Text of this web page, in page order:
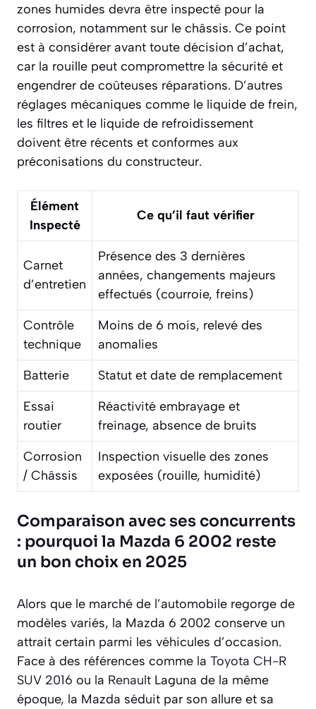
zones humides devra être inspecté pour la
corrosion, notamment sur le châssis. Ce point
est à considérer avant toute décision d’achat,
car la rouille peut compromettre la sécurité et
engendrer de coûteuses réparations. D’autres
réglages mécaniques comme le liquide de frein,
les filtres et le liquide de refroidissement
doivent être récents et conformes aux
préconisations du constructeur.
Élément
Inspecté
Ce qu’il faut vérifier
Carnet
d’entretien
Présence des 3 dernières
années, changements majeurs
effectués (courroie, freins)
Contrôle
technique
Moins de 6 mois, relevé des
anomalies
Batterie
Statut et date de remplacement
Essai
routier
Réactivité embrayage et
freinage, absence de bruits
Corrosion
/ Châssis
Inspection visuelle des zones
exposées (rouille, humidité)
Comparaison avec ses concurrents
: pourquoi la Mazda 6 2002 reste
un bon choix en 2025
Alors que le marché de l’automobile regorge de
modèles variés, la Mazda 6 2002 conserve un
attrait certain parmi les véhicules d’occasion.
Face à des références comme la Toyota CH-R
SUV 2016 ou la Renault Laguna de la même
époque, la Mazda séduit par son allure et sa